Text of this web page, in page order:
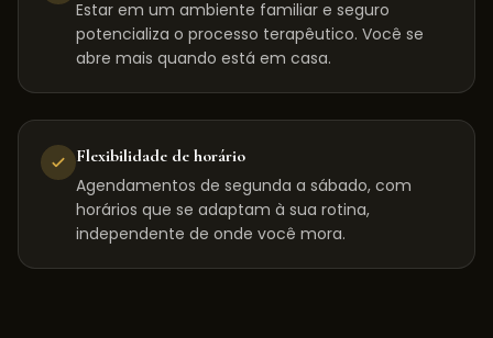
Estar em um ambiente familiar e seguro
potencializa o processo terapêutico. Você se
abre mais quando está em casa.
Flexibilidade de horário
Agendamentos de segunda a sábado, com
horários que se adaptam à sua rotina,
independente de onde você mora.